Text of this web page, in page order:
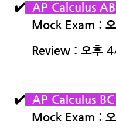
✔️ AP Calculus AB
Mock Exam : 오
Review : 오후 4
✔️ AP Calculus BC
Mock Exam : 오